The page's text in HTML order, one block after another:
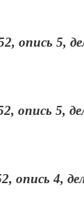
опись 5,
опись 5,
опись 4,